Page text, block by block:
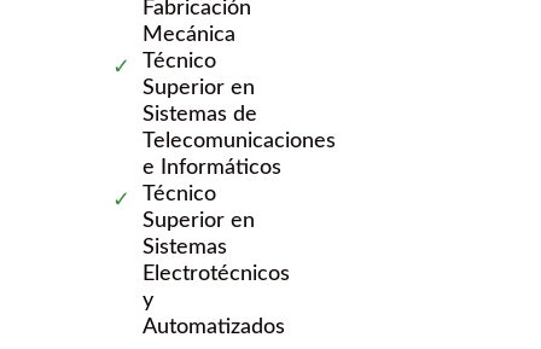
Fabricación
Mecánica
Técnico
Superior en
Sistemas de
Telecomunicaciones
e Informáticos
Técnico
Superior en
Sistemas
Electrotécnicos
y
Automatizados